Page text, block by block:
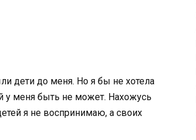
дети до меня. Но я бы не хотела
у меня быть не может. Нахожусь
я не воспринимаю, а своих